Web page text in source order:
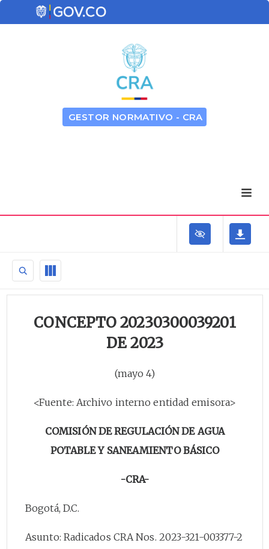
GESTOR NORMATIVO - CRA
CONCEPTO 20230300039201
DE 2023
(mayo 4)
<Fuente: Archivo interno entidad emisora>
COMISIÓN DE REGULACIÓN DE AGUA
POTABLE Y SANEAMIENTO BÁSICO
-CRA-
Bogotá, D.C.
Asunto: Radicados CRA Nos. 2023-321-003377-2